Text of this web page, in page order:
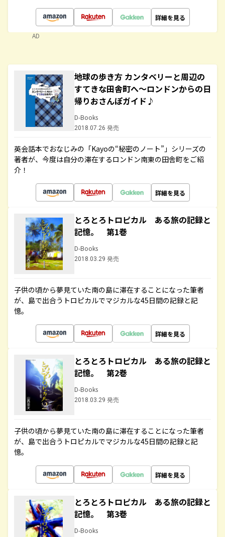
詳細を見る
AD
地球の歩き方 カンタベリーと周辺の
すてきな田舎町へ～ロンドンからの日
帰りおさんぽガイド♪
D-Books
2018.07.26 発売
英会話本でおなじみの「Kayoの“秘密のノート”」シリーズの
著者が、今度は自分の滞在するロンドン南東の田舎町をご紹
介！
詳細を見る
とろとろトロピカル ある旅の記録と
記憶。 第1巻
D-Books
2018.03.29 発売
子供の頃から夢見ていた南の島に滞在することになった筆者
が、島で出合うトロピカルでマジカルな45日間の記録と記
憶。
詳細を見る
とろとろトロピカル ある旅の記録と
記憶。 第2巻
D-Books
2018.03.29 発売
子供の頃から夢見ていた南の島に滞在することになった筆者
が、島で出合うトロピカルでマジカルな45日間の記録と記
憶。
詳細を見る
とろとろトロピカル ある旅の記録と
記憶。 第3巻
D-Books